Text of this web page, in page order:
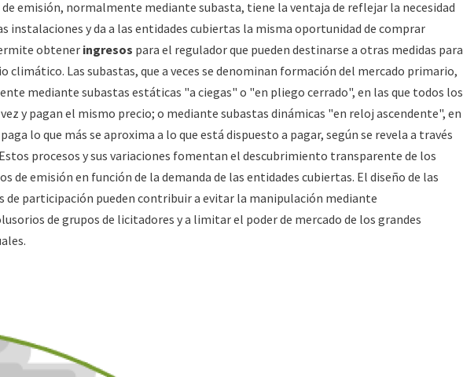
de emisión, normalmente mediante subasta, tiene la ventaja de reflejar la necesidad
instalaciones y da a las entidades cubiertas la misma oportunidad de comprar
obtener ingresos para el regulador que pueden destinarse a otras medidas para
climático. Las subastas, que a veces se denominan formación del mercado primario,
mediante subastas estáticas "a ciegas" o "en pliego cerrado", en las que todos los
y pagan el mismo precio; o mediante subastas dinámicas "en reloj ascendente", en
lo que más se aproxima a lo que está dispuesto a pagar, según se revela a través
procesos y sus variaciones fomentan el descubrimiento transparente de los
de emisión en función de la demanda de las entidades cubiertas. El diseño de las
de participación pueden contribuir a evitar la manipulación mediante
de grupos de licitadores y a limitar el poder de mercado de los grandes